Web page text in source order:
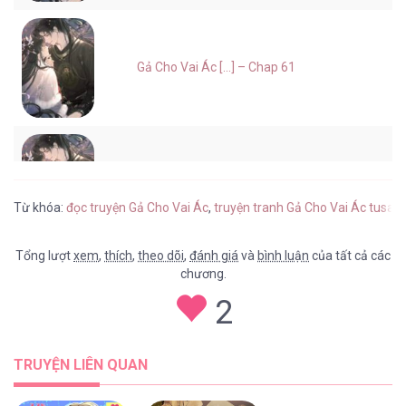
Gả Cho Vai Ác [...] – Chap 61
Gả Cho Vai Ác [...] – Chap 59
Từ khóa: đọc truyện Gả Cho Vai Ác, truyện tranh Gả Cho Vai Ác
Tổng lượtxem, thích, theo dõi, đánh giá và bình luận của tất cả các
chương.
2
TRUYỆN LIÊN QUAN